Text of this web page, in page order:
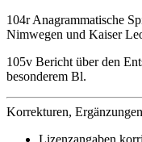
104r Anagrammatische
Nimwegen und Kaiser
105v Bericht über den
besonderem Bl.
Korrekturen,
Lizenzangaben